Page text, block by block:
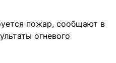
пожар, сообщают в
огневого